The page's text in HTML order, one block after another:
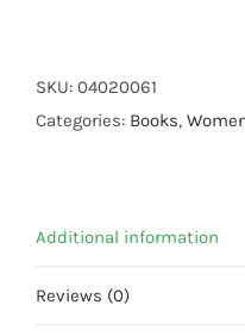
And
Cures
SKU: 04020061
Categories: Books,
Additional information
Reviews (0)